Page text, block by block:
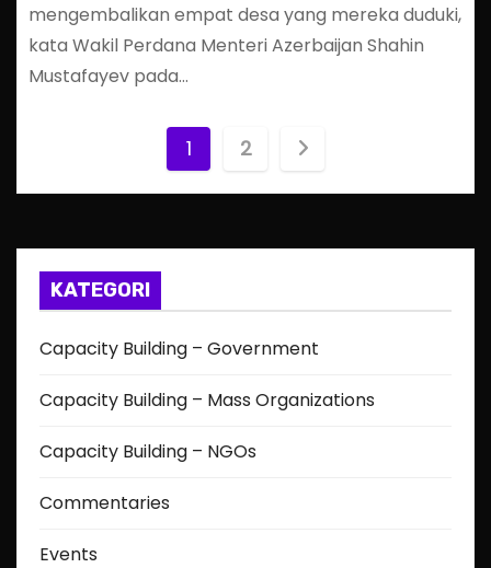
mengembalikan empat desa yang mereka duduki,
kata Wakil Perdana Menteri Azerbaijan Shahin
Mustafayev pada…
o
s
s
g
i
1 2
KATEGORI
Capacity Building – Government
Capacity Building – Mass Organizations
Capacity Building – NGOs
Commentaries
Events